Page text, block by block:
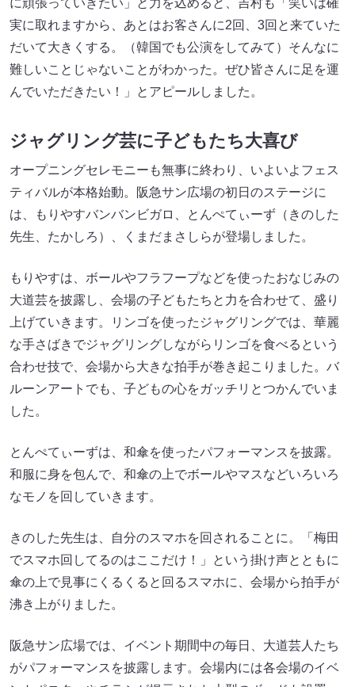
に頑張っていきたい」と力を込めると、吉村も「笑いは確
実に取れますから、あとはお客さんに2回、3回と来ていた
だいて大きくする。（韓国でも公演をしてみて）そんなに
難しいことじゃないことがわかった。ぜひ皆さんに足を運
んでいただきたい！」とアピールしました。
ジャグリング芸に子どもたち大喜び
オープニングセレモニーも無事に終わり、いよいよフェス
ティバルが本格始動。阪急サン広場の初日のステージに
は、もりやすバンバンビガロ、とんぺてぃーず（きのした
先生、たかしろ）、くまだまさしらが登場しました。
もりやすは、ボールやフラフープなどを使ったおなじみの
大道芸を披露し、会場の子どもたちと力を合わせて、盛り
上げていきます。リンゴを使ったジャグリングでは、華麗
な手さばきでジャグリングしながらリンゴを食べるという
合わせ技で、会場から大きな拍手が巻き起こりました。バ
ルーンアートでも、子どもの心をガッチリとつかんでいま
した。
とんぺてぃーずは、和傘を使ったパフォーマンスを披露。
和服に身を包んで、和傘の上でボールやマスなどいろいろ
なモノを回していきます。
きのした先生は、自分のスマホを回されることに。「梅田
でスマホ回してるのはここだけ！」という掛け声とともに
傘の上で見事にくるくると回るスマホに、会場から拍手が
沸き上がりました。
阪急サン広場では、イベント期間中の毎日、大道芸人たち
がパフォーマンスを披露します。会場内には各会場のイベ